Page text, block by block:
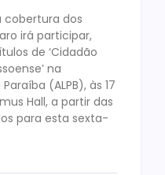
cobertura dos
irá participar,
de ‘Cidadão
na
(ALPB), às 17
Hall, a partir das
para esta sexta-